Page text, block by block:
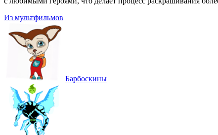
Из мультфильмов
Барбоскины